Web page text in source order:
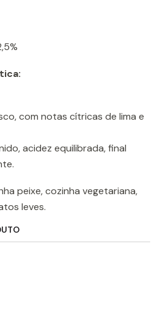
com notas cítricas de lima e
acidez equilibrada, final
peixe, cozinha vegetariana,
leves.